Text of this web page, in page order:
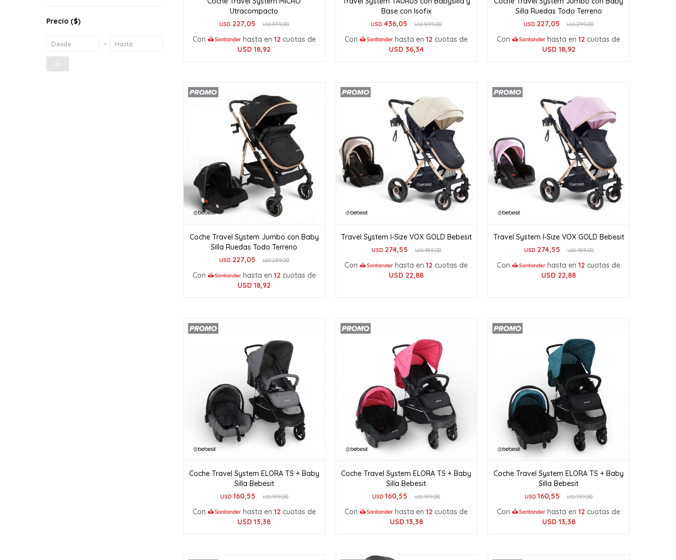
Utracompacto
USD 227,05 USD399,00
Con hasta en 12 cuotas de
USD 18,92
Base con Isofix
USD 436,05 USD599,00
Con hasta en12 cuotas de
USD 36,34
Silla Ruedas Todo Terreno
USD 227,05 USD299,00
Con hasta en12 cuotas de
USD 18,92
Coche Travel System Jumbo con Baby
Silla Ruedas Todo Terreno
USD 227,05 USD299,00
Con hasta en 12 cuotas de
USD 18,92
Travel System I-Size VOX GOLD Bebesit
USD 274,55 USD489,00
Con hasta en12 cuotas de
USD 22,88
Travel System I-Size VOX GOLD Bebesit
USD 274,55 USD489,00
Con hasta en12 cuotas de
USD 22,88
Coche Travel System ELORA TS + Baby
Silla Bebesit
USD 160,55 USD199,00
Con hasta en 12 cuotas de
USD 13,38
Coche Travel System ELORA TS + Baby
Silla Bebesit
USD 160,55 USD199,00
Con hasta en12 cuotas de
USD 13,38
Coche Travel System ELORA TS + Baby
Silla Bebesit
USD 160,55 USD199,00
Con hasta en12 cuotas de
USD 13,38
Precio ($)
OK